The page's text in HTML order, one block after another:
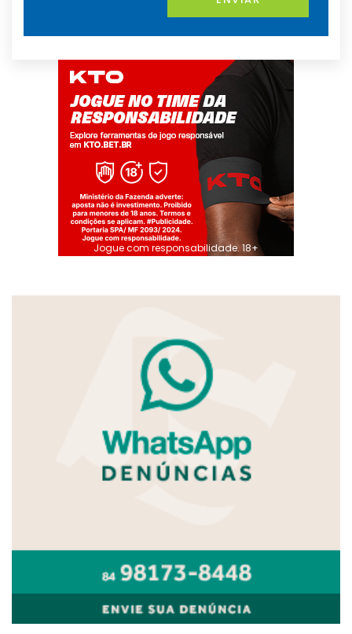
Jogue com responsabilidade. 18+